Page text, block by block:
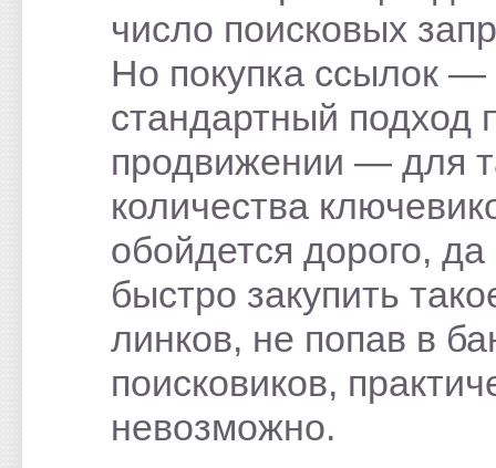
число поисковых
Но покупка ссылок —
стандартный подход
продвижении — для
количества
обойдется дорого, да
быстро закупить
линков, не попав в
поисковиков,
невозможно.